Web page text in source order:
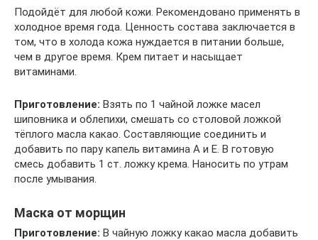
Подойдёт для любой кожи. Рекомендовано применять в
холодное время года. Ценность состава заключается в
том, что в холода кожа нуждается в питании больше,
чем в другое время. Крем питает и насыщает
витаминами.
Приготовление: Взять по 1 чайной ложке масел
шиповника и облепихи, смешать со столовой ложкой
тёплого масла какао. Составляющие соединить и
добавить по пару капель витамина А и Е. В готовую
смесь добавить 1 ст. ложку крема. Наносить по утрам
после умывания.
Маска от морщин
Приготовление: В чайную ложку какао масла добавить